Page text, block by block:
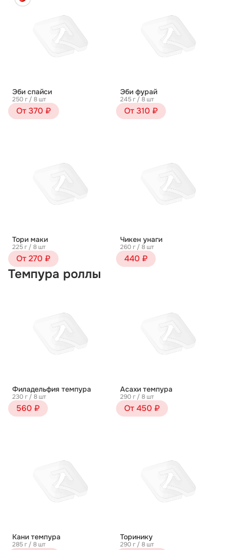
Эби спайси
250 г / 8 шт
От 370 ₽
Эби фурай
245 г / 8 шт
От 310 ₽
Тори маки
225 г / 8 шт
От 270 ₽
Чикен унаги
260 г / 8 шт
440 ₽
Темпура роллы
Филадельфия темпура
230 г / 8 шт
560 ₽
Асахи темпура
290 г / 8 шт
От 450 ₽
Кани темпура
285 г / 8 шт
Торинику
290 г / 8 шт